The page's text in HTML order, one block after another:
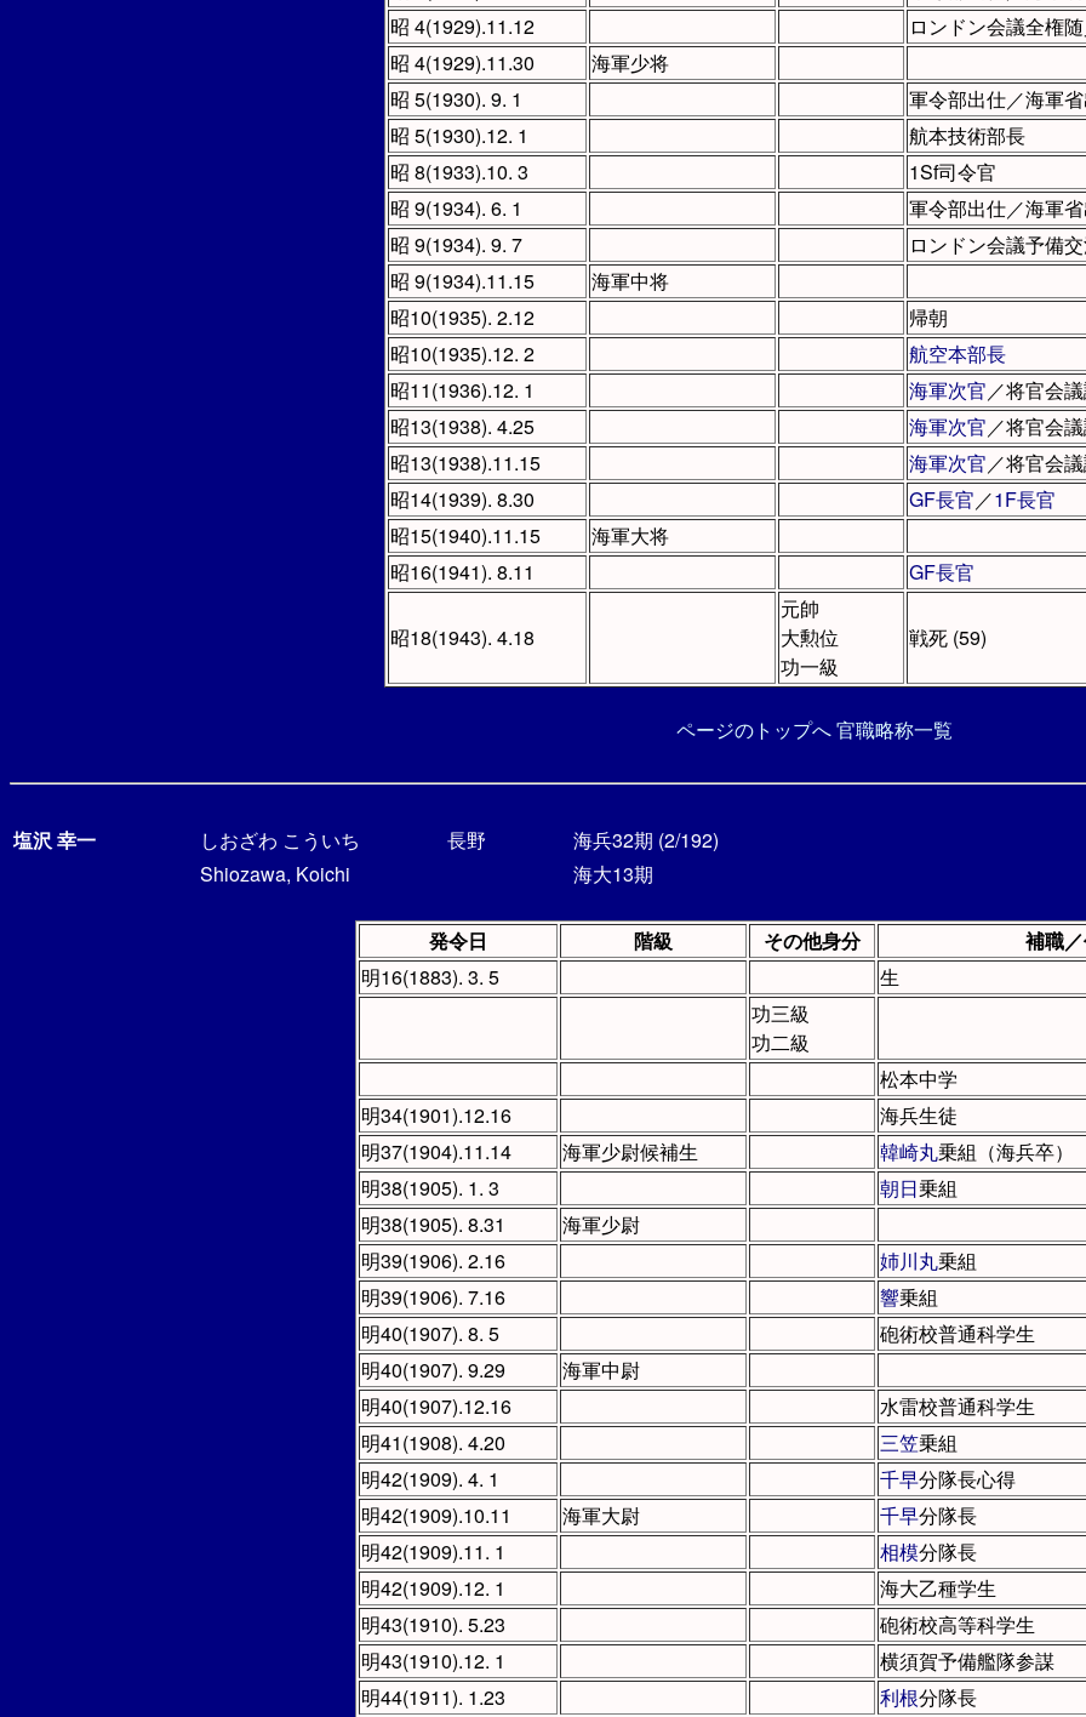
昭 4(1929).11.12
ロンドン会議全権
昭 4(1929).11.30
海軍少将
昭 5(1930). 9. 1
軍令部出仕／海軍
昭 5(1930).12. 1
航本技術部長
昭 8(1933).10. 3
1Sf司令官
昭 9(1934). 6. 1
軍令部出仕／海軍
昭 9(1934). 9. 7
ロンドン会議予備
昭 9(1934).11.15
海軍中将
昭10(1935). 2.12
帰朝
昭10(1935).12. 2
航空本部長
昭11(1936).12. 1
海軍次官／将官会
昭13(1938). 4.25
海軍次官／将官会
昭13(1938).11.15
海軍次官／将官会
昭14(1939). 8.30
GF長官／1F長官
昭15(1940).11.15
海軍大将
昭16(1941). 8.11
GF長官
昭18(1943). 4.18
元帥
大勲位
功一級
戦死 (59)
ページのトップへ官職略称一覧
塩沢 幸一 しおざわ こういち 長野
海兵32期 (2/192)
Shiozawa, Koichi
海大13期
発令日 階級 その他身分
補職
明16(1883). 3. 5
生
功三級
功二級
松本中学
明34(1901).12.16
海兵生徒
明37(1904).11.14
海軍少尉候補生 韓崎丸乗組（海兵卒）
明38(1905). 1. 3
朝日乗組
明38(1905). 8.31
海軍少尉
明39(1906). 2.16
姉川丸乗組
明39(1906). 7.16
響乗組
明40(1907). 8. 5
砲術校普通科学生
明40(1907). 9.29
海軍中尉
明40(1907).12.16
水雷校普通科学生
明41(1908). 4.20
三笠乗組
明42(1909). 4. 1
千早分隊長心得
明42(1909).10.11
海軍大尉 千早分隊長
明42(1909).11. 1
相模分隊長
明42(1909).12. 1
海大乙種学生
明43(1910). 5.23
砲術校高等科学生
明43(1910).12. 1
横須賀予備艦隊参謀
明44(1911). 1.23
利根分隊長